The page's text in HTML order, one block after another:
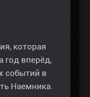
которая
год вперёд,
событий в
Наемника.